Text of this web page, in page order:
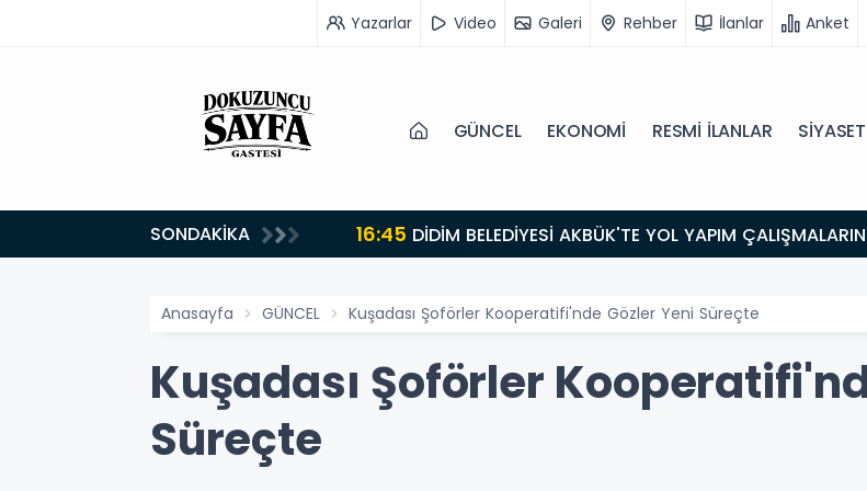
Yazarlar Video Galeri Rehber İlanlar Anket
GÜNCEL EKONOMİ RESMİ İLANLAR SİYASET
SONDAKİKA 16:45 DİDİM BELEDİYESİ AKBÜK'TE YOL YAPIM
Anasayfa GÜNCEL Kuşadası Şoförler Kooperatifi'nde Gözler Yeni Süreçte
Kuşadası Şoförler
Süreçte